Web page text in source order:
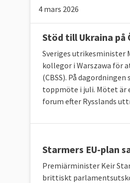
4 mars 2026
Stöd till Ukraina på
Sveriges utrikesminister
kollegor i Warszawa för
(CBSS). På
toppmöte i juli. Mötet
forum efter Rysslands
Starmers EU-plan
Premiärminister Keir
brittiskt